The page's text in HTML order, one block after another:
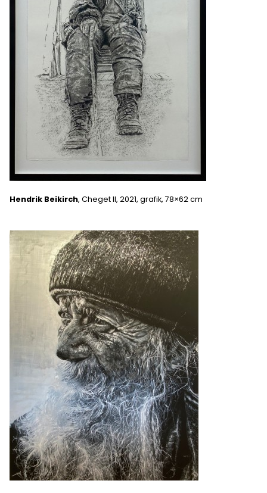
Hendrik Beikirch, Cheget II, 2021, grafik, 78×62 cm